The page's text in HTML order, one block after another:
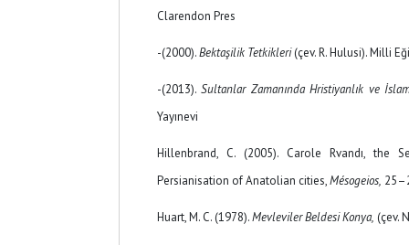
Clarendon Pres
-(2000).Bektaşilik Tetkikleri(çev. R. Hulusi). Milli
-(2013).Sultanlar Zamanında Hristiyanlık ve
Yayınevi
Hillenbrand, C. (2005). Carole Rvandı, the
Persianisation of Anatolian cities,Mésogeios,
Huart, M. C. (1978).Mevleviler Beldesi Konya, (çev.